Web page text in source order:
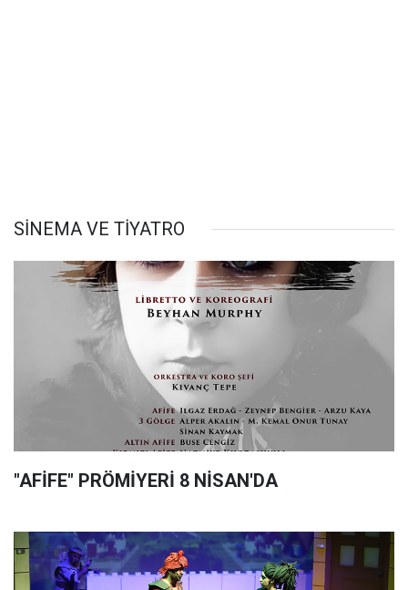
SİNEMA VE TİYATRO
"AFİFE" PRÖMİYERİ 8 NİSAN'DA